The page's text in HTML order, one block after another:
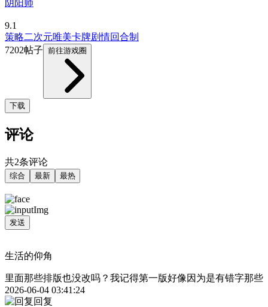
阴阳师
9.1
策略二次元唯美卡牌剧情回合制
7202帖子 前往游戏圈
下载
评论
共2条评论
综合 最新 最热
发送
生活的仰角
里面那些排版也没改吗？我记得第一版好像因为是有错字那些
2026-06-04 03:41:24
回复